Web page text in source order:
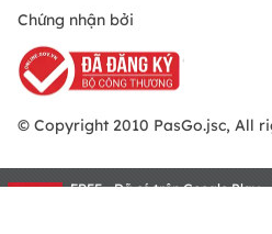
Chứng nhận bởi
© Copyright 2010 PasGo.jsc, All
FREE - Đã có trên Google Play